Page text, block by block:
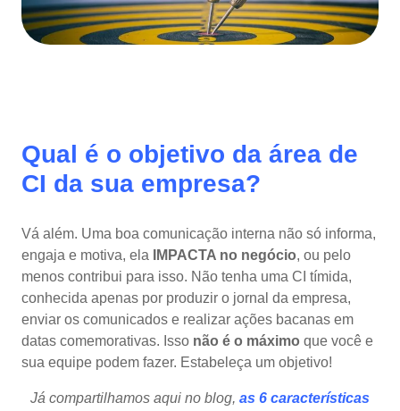
Qual é o objetivo da área de
CI da sua empresa?
Vá além. Uma boa comunicação interna não só informa,
engaja e motiva, ela
IMPACTA no negócio, ou pelo
menos contribui para isso. Não tenha uma CI tímida,
conhecida apenas por produzir o jornal da empresa,
enviar os comunicados e realizar ações bacanas em
datas comemorativas. Isso não é o máximo que você e
sua equipe podem fazer. Estabeleça um objetivo!
Já compartilhamos aqui no blog, as 6 características